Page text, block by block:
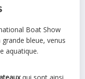
Boat Show
bleue, venus
aquatique.